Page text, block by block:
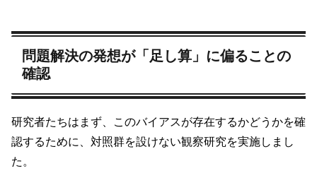
問題解決の発想が「足し算」に偏ることの
確認
研究者たちはまず、このバイアスが存在するかどうかを確
認するために、対照群を設けない観察研究を実施しまし
た。